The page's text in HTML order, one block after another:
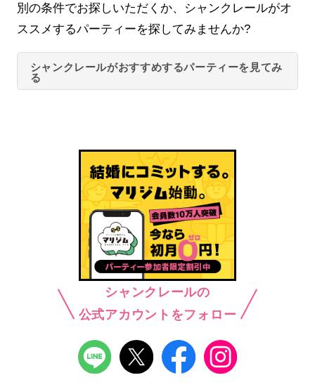
別の条件でお探しいただくか、シャンクレールがオ
ススメするパーティーを探してみませんか?
シャンクレールがおすすめするパーティーを見てみ
る
シャンクレールの
公式アカウントをフォロー